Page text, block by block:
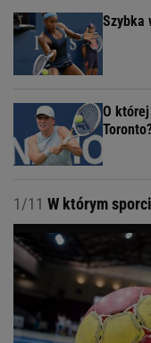
Szybka
O
1/11 W którym